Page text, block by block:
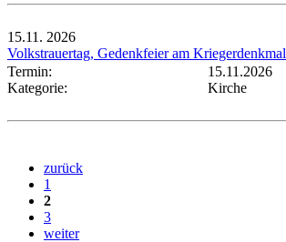
15.11. 2026
Volkstrauertag, Gedenkfeier am Kriegerdenkmal
Termin:
15.11.2026
Kategorie:
Kirche
zurück
1
2
3
weiter